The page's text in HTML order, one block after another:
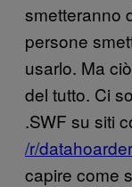
smetteranno
persone
usarlo. Ma
del tutto. Ci
.SWF su siti
/r/datahoarder
capire come